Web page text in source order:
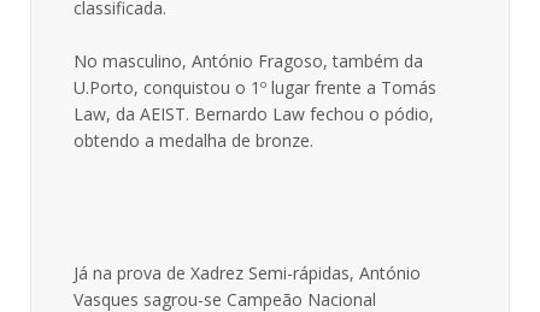
classificada.
No masculino, António Fragoso, também da
U.Porto, conquistou o 1º lugar frente a Tomás
Law, da AEIST. Bernardo Law fechou o pódio,
obtendo a medalha de bronze.
Já na prova de Xadrez Semi-rápidas, António
Vasques sagrou-se Campeão Nacional